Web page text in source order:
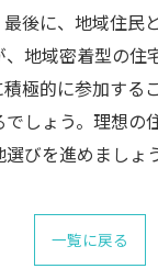
後に、地域住民
、地域密着型の住
極的に参加する
しょう。理想の
びを進めましょう
一覧に戻る